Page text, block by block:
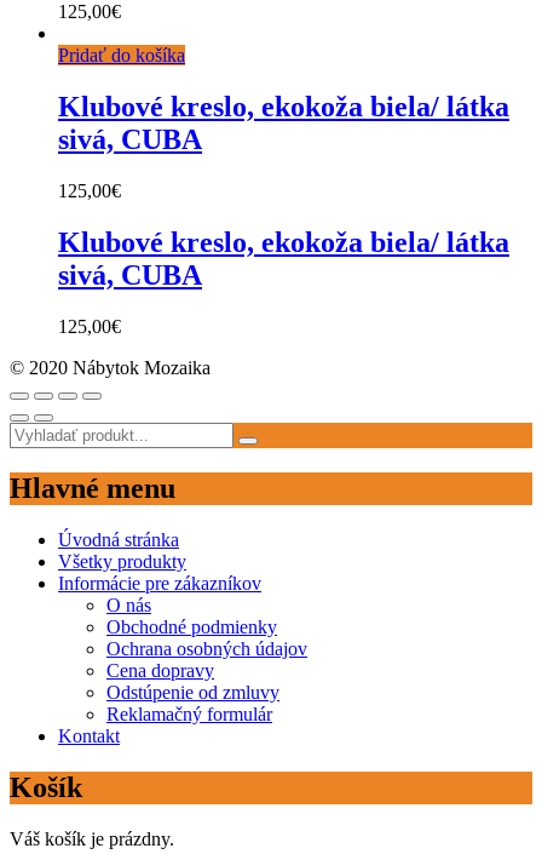
125,00€
Pridať do košíka
Klubové kreslo, ekokoža biela/ látka
sivá, CUBA
125,00€
Klubové kreslo, ekokoža biela/ látka
sivá, CUBA
125,00€
© 2020 Nábytok Mozaika
Hlavné menu
Úvodná stránka
Všetky produkty
Informácie pre zákazníkov
O nás
Obchodné podmienky
Ochrana osobných údajov
Cena dopravy
Odstúpenie od zmluvy
Reklamačný formulár
Kontakt
Košík
Váš košík je prázdny.